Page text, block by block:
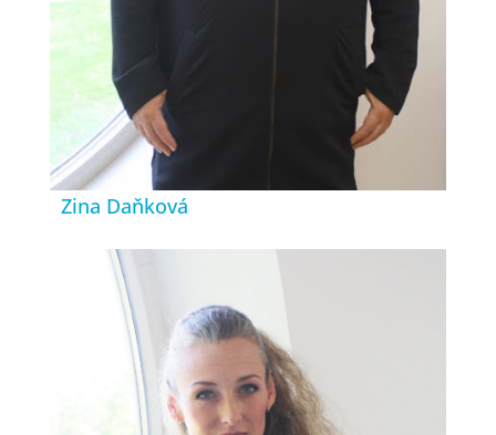
Zina Daňková